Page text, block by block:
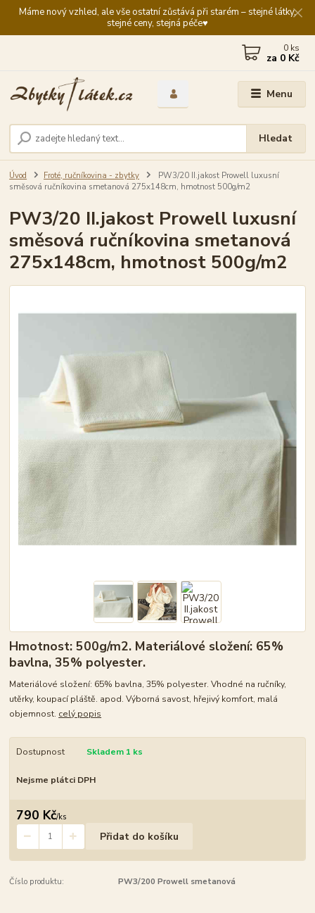
Máme nový vzhled, ale vše ostatní zůstává při starém – stejné látky,
stejné ceny, stejná péče♥️
Menu
Hledat
0 ks
za 0 Kč
Úvod Froté, ručníkovina - zbytky
PW3/20 II.jakost Prowell luxusní
směsová ručníkovina smetanová 275x148cm, hmotnost 500g/m2
PW3/20 II.jakost Prowell luxusní
směsová ručníkovina smetanová
275x148cm, hmotnost 500g/m2
Hmotnost: 500g/m2. Materiálové složení: 65%
bavlna, 35% polyester.
Materiálové složení: 65% bavlna, 35% polyester. Vhodné na ručníky,
utěrky, koupací pláště. apod. Výborná savost, hřejivý komfort, malá
objemnost. celý popis
Dostupnost Skladem 1 ks
Nejsme plátci DPH
790 Kč/ks
Přidat do košíku
Číslo produktu: PW3/200 Prowell smetanová